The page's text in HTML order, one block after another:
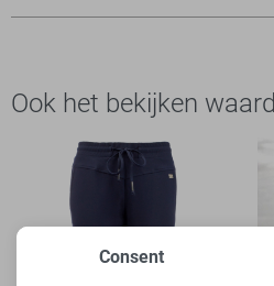
Ook het bekijken waard
Consent